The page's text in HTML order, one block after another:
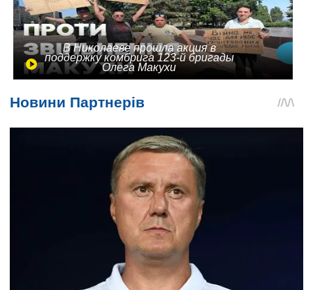
В Николаеве прошла акция в
поддержку комбрига 123-й бригады
Олега Макухи